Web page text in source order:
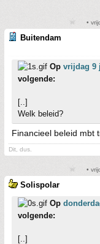
•
Buitendam
Op vrijdag 9
volgende:
[..]
Welk beleid?
Financieel beleid mbt
Dit, dus.
•
Solispolar
Op
volgende:
[..]